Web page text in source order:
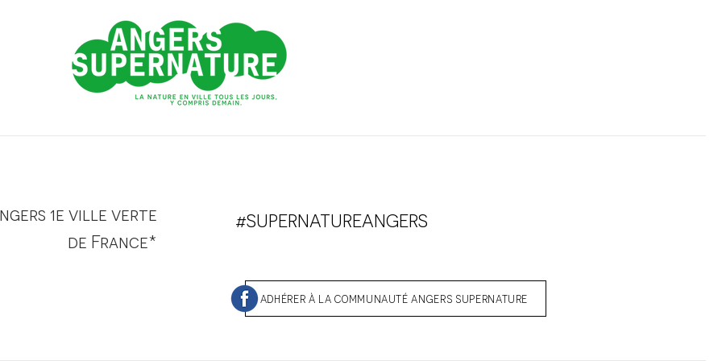
1e ville verte
de France*
#SUPERNATUREANGERS
ADHÉRER À LA COMMUNAUTÉ ANGERS SUPERNATURE